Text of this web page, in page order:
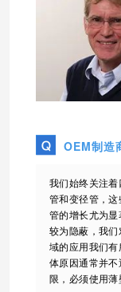
OEM制造
我们始终关注
管和变径管，
管的增长尤为
较为隐蔽，我
域的应用我们
体原因通常并
限，必须使用薄